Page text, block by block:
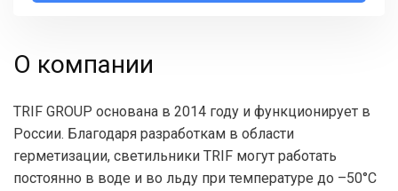
О компании
TRIF GROUP основана в 2014 году и функционирует в
России. Благодаря разработкам в области
герметизации, светильники TRIF могут работать
постоянно в воде и во льду при температуре до –50°C